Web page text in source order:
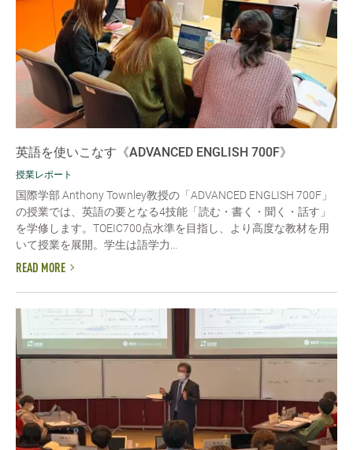
英語を使いこなす《ADVANCED ENGLISH 700F》
授業レポート
国際学部 Anthony Townley教授の「ADVANCED ENGLISH 700F」
の授業では、英語の要となる4技能「読む・書く・聞く・話す」
を学修します。TOEIC700点水準を目指し、より高度な教材を用
いて授業を展開。学生は語学力...
READ MORE